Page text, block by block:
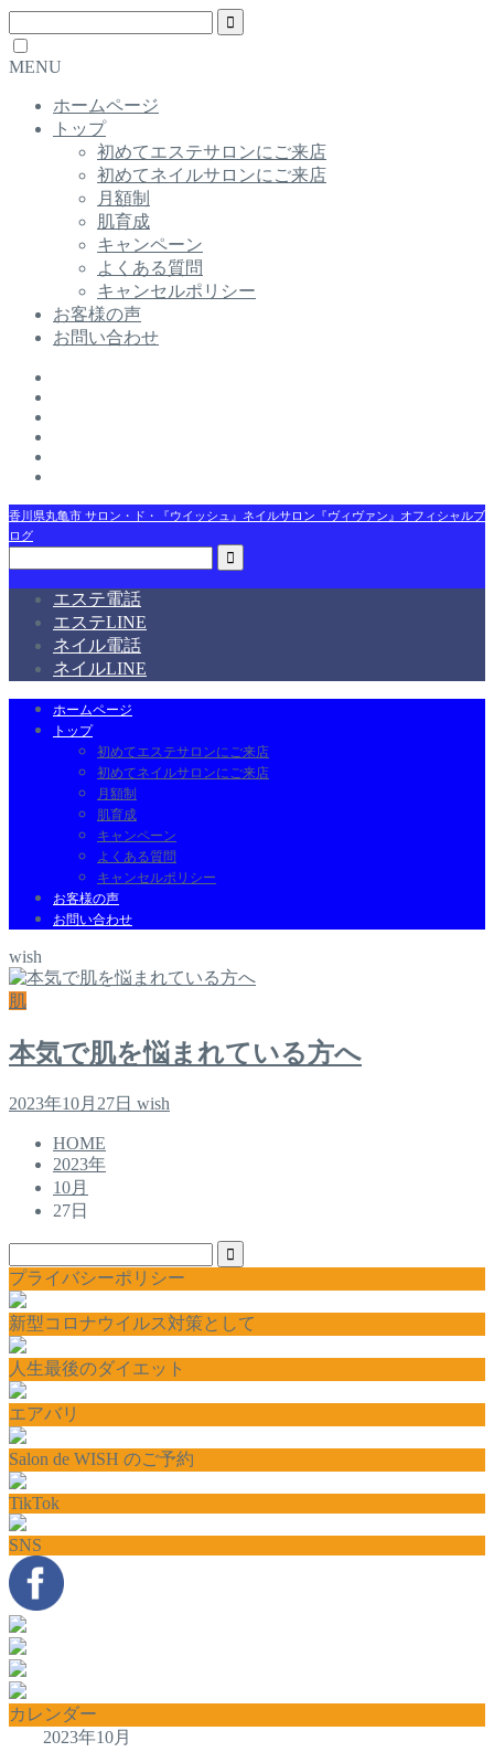
MENU
ホームページ
トップ
初めてエステサロンにご来店
初めてネイルサロンにご来店
月額制
肌育成
キャンペーン
よくある質問
キャンセルポリシー
お客様の声
お問い合わせ
香川県丸亀市 サロン・ド・『ウイッシュ』ネイルサロン『ヴィヴァン』オフィシャルブ
ログ
エステ電話
エステLINE
ネイル電話
ネイルLINE
ホームページ
トップ
初めてエステサロンにご来店
初めてネイルサロンにご来店
月額制
肌育成
キャンペーン
よくある質問
キャンセルポリシー
お客様の声
お問い合わせ
wish
肌
本気で肌を悩まれている方へ
2023年10月27日 wish
HOME
2023年
10月
27日
プライバシーポリシー
新型コロナウイルス対策として
人生最後のダイエット
エアバリ
Salon de WISH のご予約
TikTok
SNS
カレンダー
2023年10月